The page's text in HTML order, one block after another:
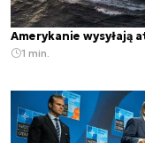
Amerykanie wysyłają
1 min.